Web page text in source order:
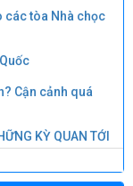
ĐỘNG ĐẤT